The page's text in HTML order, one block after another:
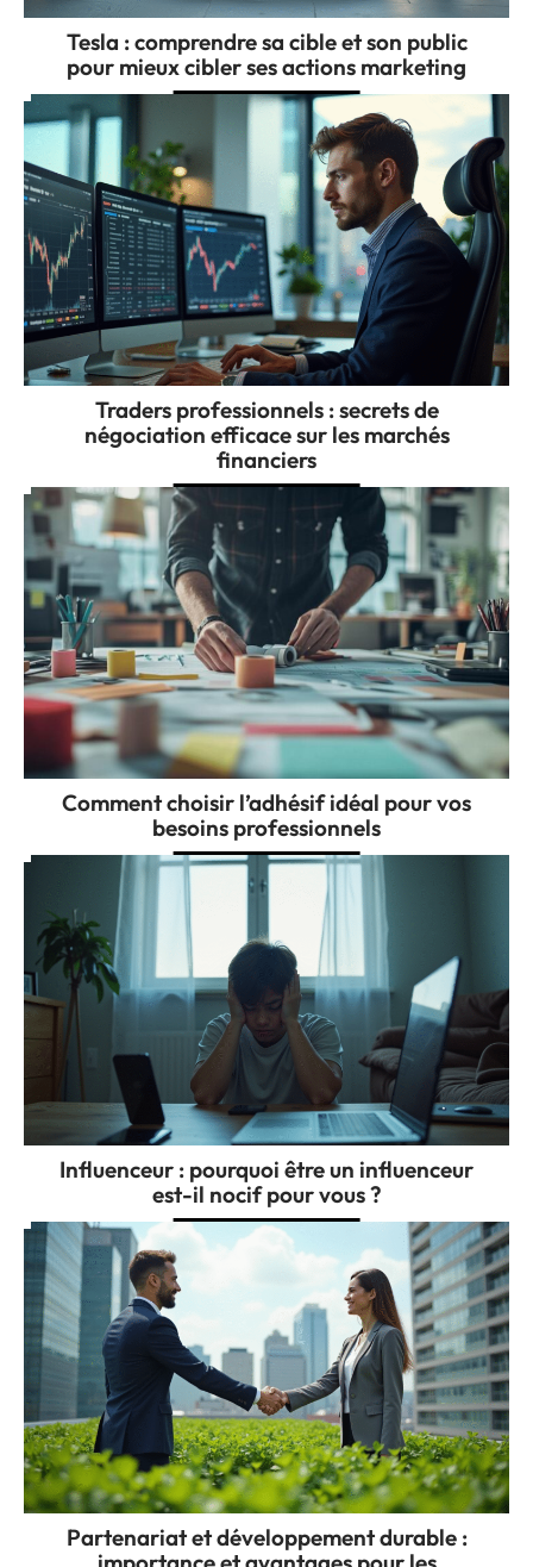
Tesla : comprendre sa cible et son public
pour mieux cibler ses actions marketing
Traders professionnels : secrets de
négociation efficace sur les marchés
financiers
Comment choisir l’adhésif idéal pour vos
besoins professionnels
Influenceur : pourquoi être un influenceur
est-il nocif pour vous ?
Partenariat et développement durable :